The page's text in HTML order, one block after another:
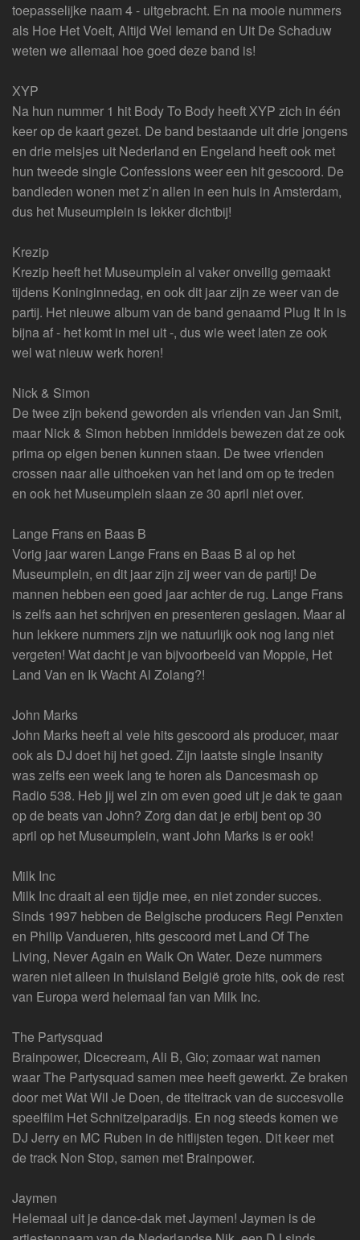
toepasselijke naam 4 - uitgebracht. En na mooie nummers
als Hoe Het Voelt, Altijd Wel Iemand en Uit De Schaduw
weten we allemaal hoe goed deze band is!
XYP
Na hun nummer 1 hit Body To Body heeft XYP zich in één
keer op de kaart gezet. De band bestaande uit drie jongens
en drie meisjes uit Nederland en Engeland heeft ook met
hun tweede single Confessions weer een hit gescoord. De
bandleden wonen met z’n allen in een huis in Amsterdam,
dus het Museumplein is lekker dichtbij!
Krezip
Krezip heeft het Museumplein al vaker onveilig gemaakt
tijdens Koninginnedag, en ook dit jaar zijn ze weer van de
partij. Het nieuwe album van de band genaamd Plug It In is
bijna af - het komt in mei uit -, dus wie weet laten ze ook
wel wat nieuw werk horen!
Nick & Simon
De twee zijn bekend geworden als vrienden van Jan Smit,
maar Nick & Simon hebben inmiddels bewezen dat ze ook
prima op eigen benen kunnen staan. De twee vrienden
crossen naar alle uithoeken van het land om op te treden
en ook het Museumplein slaan ze 30 april niet over.
Lange Frans en Baas B
Vorig jaar waren Lange Frans en Baas B al op het
Museumplein, en dit jaar zijn zij weer van de partij! De
mannen hebben een goed jaar achter de rug. Lange Frans
is zelfs aan het schrijven en presenteren geslagen. Maar al
hun lekkere nummers zijn we natuurlijk ook nog lang niet
vergeten! Wat dacht je van bijvoorbeeld van Moppie, Het
Land Van en Ik Wacht Al Zolang?!
John Marks
John Marks heeft al vele hits gescoord als producer, maar
ook als DJ doet hij het goed. Zijn laatste single Insanity
was zelfs een week lang te horen als Dancesmash op
Radio 538. Heb jij wel zin om even goed uit je dak te gaan
op de beats van John? Zorg dan dat je erbij bent op 30
april op het Museumplein, want John Marks is er ook!
Milk Inc
Milk Inc draait al een tijdje mee, en niet zonder succes.
Sinds 1997 hebben de Belgische producers Regi Penxten
en Philip Vandueren, hits gescoord met Land Of The
Living, Never Again en Walk On Water. Deze nummers
waren niet alleen in thuisland België grote hits, ook de rest
van Europa werd helemaal fan van Milk Inc.
The Partysquad
Brainpower, Dicecream, Ali B, Gio; zomaar wat namen
waar The Partysquad samen mee heeft gewerkt. Ze braken
door met Wat Wil Je Doen, de titeltrack van de succesvolle
speelfilm Het Schnitzelparadijs. En nog steeds komen we
DJ Jerry en MC Ruben in de hitlijsten tegen. Dit keer met
de track Non Stop, samen met Brainpower.
Jaymen
Helemaal uit je dance-dak met Jaymen! Jaymen is de